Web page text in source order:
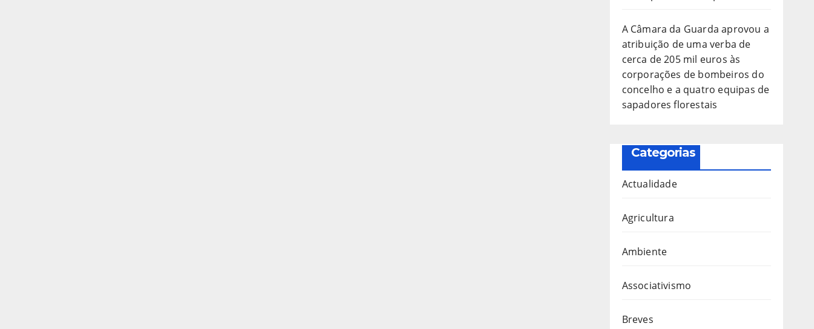
A Câmara da Guarda aprovou a
atribuição de uma verba de
cerca de 205 mil euros às
corporações de bombeiros do
concelho e a quatro equipas de
sapadores florestais
Categorias
Actualidade
Agricultura
Ambiente
Associativismo
Breves